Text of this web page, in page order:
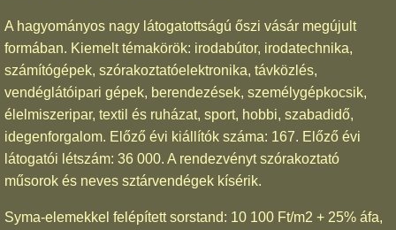
A hagyományos nagy látogatottságú őszi vásár megújult
formában. Kiemelt témakörök: irodabútor, irodatechnika,
számítógépek, szórakoztatóelektronika, távközlés,
vendéglátóipari gépek, berendezések, személygépkocsik,
élelmiszeripar, textil és ruházat, sport, hobbi, szabadidő,
idegenforgalom. Előző évi kiállítók száma: 167. Előző évi
látogatói létszám: 36 000. A rendezvényt szórakoztató
műsorok és neves sztárvendégek kísérik.
Syma-elemekkel felépített sorstand: 10 100 Ft/m2 + 25% áfa,